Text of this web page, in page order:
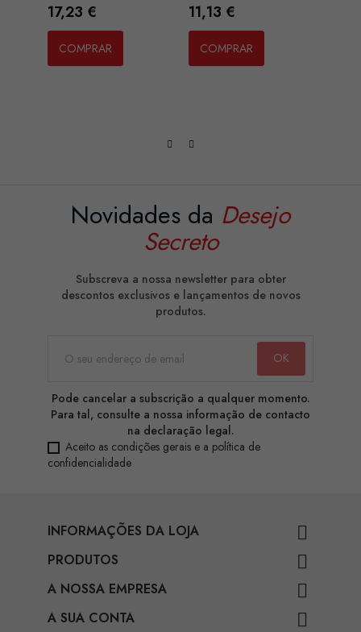
Preço
17,23 €
COMPRAR
Preço
11,13 €
COMPRAR
Novidades da Desejo
Secreto
Subscreva a nossa newsletter para obter
descontos exclusivos e lançamentos de novos
produtos.
Pode cancelar a subscrição a qualquer momento.
Para tal, consulte a nossa informação de contacto
na declaração legal.
Aceito as condições gerais e a política de
confidencialidade
INFORMAÇÕES DA LOJA 
PRODUTOS 
A NOSSA EMPRESA 
A SUA CONTA 